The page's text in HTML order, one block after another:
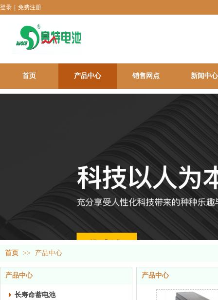
登录 免费注册
首页 产品中心 销售网点 新闻中心
首页 >> 产品中心
产品中心
长寿命蓄电池
产品中心